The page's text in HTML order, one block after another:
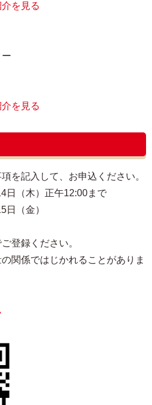
を見る
を見る
を記入して、お申込ください。
日（木）正午12:00まで
日（金）
登録ください。
関係ではじかれることがありま